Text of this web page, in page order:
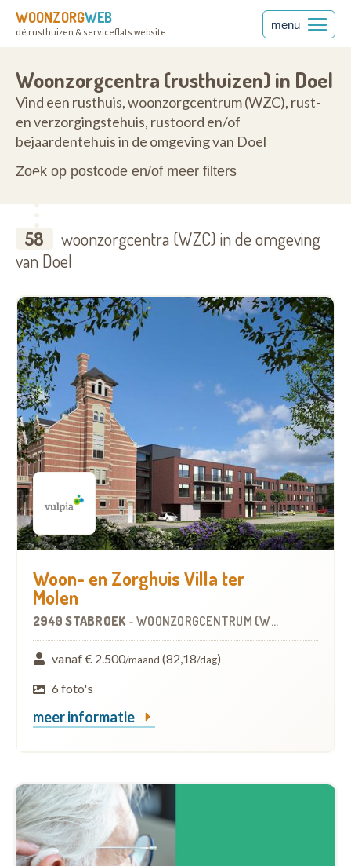
WOONZORGWEB
dé rusthuizen & serviceflats website
menu
Woonzorgcentra (rusthuizen) in Doel
Vind een rusthuis, woonzorgcentrum (WZC), rust-
en verzorgingstehuis, rustoord en/of
bejaardentehuis in de omgeving van Doel
Zoek op postcode en/of meer filters
58
woonzorgcentra (WZC) in de omgeving
van Doel
Woon- en Zorghuis Villa ter
Molen
2940 STABROEK - WOONZORGCENTRUM (WZC)
vanaf € 2.500/maand (82,18/dag)
6 foto's
meer informatie